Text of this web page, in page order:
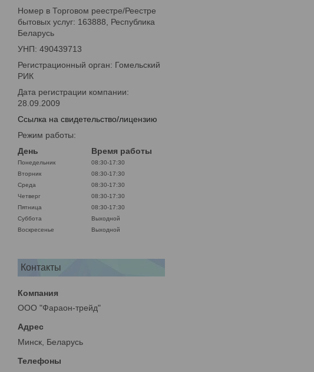
Номер в Торговом реестре/Реестре
бытовых услуг: 163888, Республика
Беларусь
УНП: 490439713
Регистрационный орган: Гомельский
РИК
Дата регистрации компании:
28.09.2009
Ссылка на свидетельство/лицензию
Режим работы:
День
Время работы
Понедельник
08:30-17:30
Вторник
08:30-17:30
Среда
08:30-17:30
Четверг
08:30-17:30
Пятница
08:30-17:30
Суббота
Выходной
Воскресенье
Выходной
Контакты
ООО "Фараон-трейд"
Минск, Беларусь